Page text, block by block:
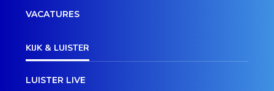
VACATURES
KIJK & LUISTER
LUISTER LIVE